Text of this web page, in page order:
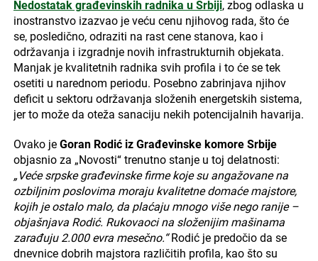
Nedostatak građevinskih radnika u Srbiji, zbog odlaska u
inostranstvo izazvao je veću cenu njihovog rada, što će
se, posledično, odraziti na rast cene stanova, kao i
održavanja i izgradnje novih infrastrukturnih objekata.
Manjak je kvalitetnih radnika svih profila i to će se tek
osetiti u narednom periodu. Posebno zabrinjava njihov
deficit u sektoru održavanja složenih energetskih sistema,
jer to može da oteža sanaciju nekih potencijalnih havarija.
Ovako je Goran Rodić iz Građevinske komore Srbije
objasnio za „Novosti“ trenutno stanje u toj delatnosti:
„Veće srpske građevinske firme koje su angažovane na
ozbiljnim poslovima moraju kvalitetne domaće majstore,
kojih je ostalo malo, da plaćaju mnogo više nego ranije –
objašnjava Rodić. Rukovaoci na složenijim mašinama
zarađuju 2.000 evra mesečno.“Rodić je predočio da se
dnevnice dobrih majstora različitih profila, kao što su